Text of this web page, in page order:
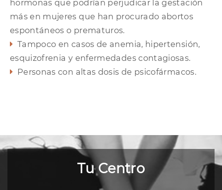
hormonas que podrían perjudicar la gestación
más en mujeres que han procurado abortos
espontáneos o prematuros.
Tampoco en casos de anemia, hipertensión,
esquizofrenia y enfermedades contagiosas.
Personas con altas dosis de psicofármacos.
Tu Centro